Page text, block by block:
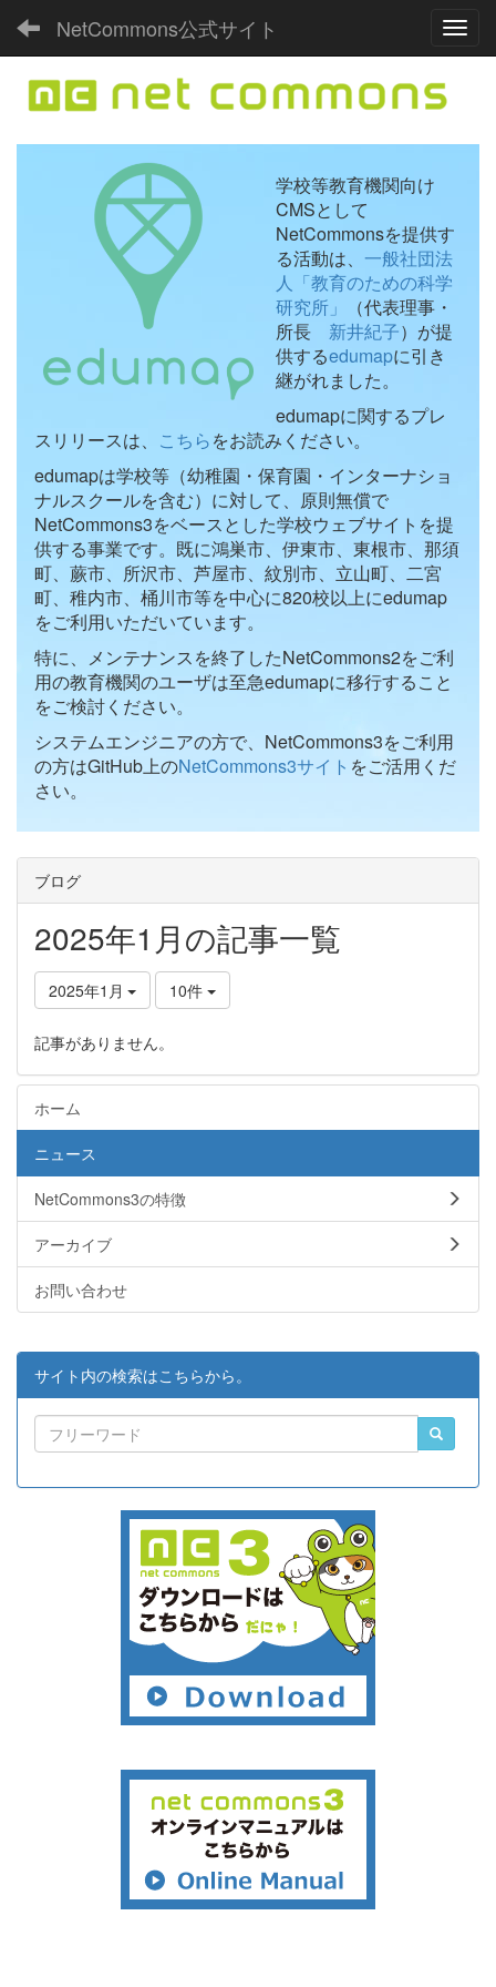
NetCommons公式サイト
学校等教育機関向け
CMSとして
NetCommonsを提供す
る活動は、 一般社団法
人「教育のための科学
研究所」
（代表理事・
所長 新井紀子）が提
供するedumapに引き
継がれました。
edumapに関するプレ
スリリースは、 こちらをお読みください。
edumapは学校等（幼稚園・保育園・インターナショ
ナルスクールを含む）に対して、原則無償で
NetCommons3をベースとした学校ウェブサイトを提
供する事業です。既に鴻巣市、伊東市、東根市、那須
町、蕨市、所沢市、芦屋市、紋別市、立山町、二宮
町、稚内市、桶川市等を中心に820校以上にedumap
をご利用いただいています。
特に、メンテナンスを終了したNetCommons2をご利
用の教育機関のユーザは至急edumapに移行すること
をご検討ください。
システムエンジニアの方で、NetCommons3をご利用
の方はGitHub上のNetCommons3サイト をご活用くだ
さい。
ブログ
2025年1月の記事一覧
2025年1月 10件
記事がありません。
ホーム
ニュース
NetCommons3の特徴
アーカイブ
お問い合わせ
サイト内の検索はこちらから。